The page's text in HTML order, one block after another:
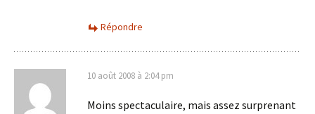
Répondre
10 août 2008 à 2:04 pm
Moins spectaculaire, mais assez surprenant